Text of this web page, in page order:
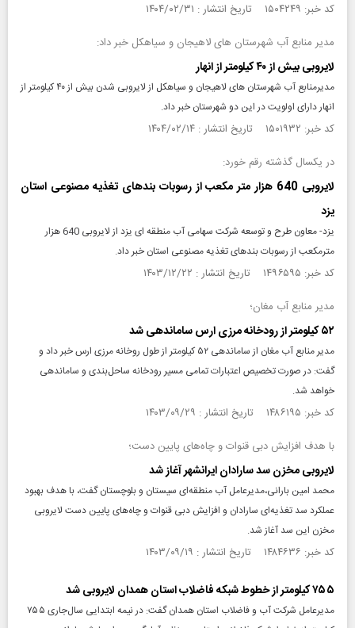
کد خبر: ۱۵۰۴۲۴۹ تاریخ انتشار : ۱۴۰۴/۰۲/۳۱
مدیر منابع آب شهرستان های لاهیجان و سیاهکل خبر داد:
لایروبی بیش از ۴۰ کیلومتر از انهار
مدیرمنابع آب شهرستان های لاهیجان و سیاهکل از لایروبی شدن بیش از ۴۰ کیلومتر از
انهار دارای اولویت در این دو شهرستان خبر داد.
کد خبر: ۱۵۰۱۹۳۲ تاریخ انتشار : ۱۴۰۴/۰۲/۱۴
در یکسال گذشته رقم خورد:
لایروبی 640 هزار متر مکعب از رسوبات بندهای تغذیه مصنوعی استان
یزد
یزد- معاون طرح و توسعه شرکت سهامی آب منطقه ای یزد از لایروبی 640 هزار
مترمکعب از رسوبات بندهای تغذیه مصنوعی استان خبر داد.
کد خبر: ۱۴۹۶۵۹۵ تاریخ انتشار : ۱۴۰۳/۱۲/۲۲
مدیر منابع آب مغان؛
۵۲ کیلومتر از رودخانه مرزی ارس ساماندهی شد
مدیر منابع آب مغان از ساماندهی ۵۲ کیلومتر از طول روخانه مرزی ارس خبر داد و
گفت: در صورت تخصیص اعتبارات تمامی مسیر رودخانه ساحل‌بندی و ساماندهی
خواهد شد.
کد خبر: ۱۴۸۶۱۹۵ تاریخ انتشار : ۱۴۰۳/۰۹/۲۹
با هدف افزایش دبی قنوات و چاه‌های پایین دست؛
لایروبی مخزن سد سارادان ایرانشهر آغاز شد
محمد امین بارانی،مدیرعامل آب منطقه‌ای سیستان و بلوچستان گفت، با هدف بهبود
عملکرد سد تغذیه‌ای سارادان و افزایش دبی قنوات و چاه‌های پایین دست لایروبی
مخزن این سد آغاز شد.
کد خبر: ۱۴۸۴۶۳۶ تاریخ انتشار : ۱۴۰۳/۰۹/۱۹
۷۵۵ کیلومتر از خطوط شبکه فاضلاب استان همدان لایروبی شد
مدیرعامل شرکت آب و فاضلاب استان همدان گفت: در نیمه ابتدایی سال‌جاری ۷۵۵